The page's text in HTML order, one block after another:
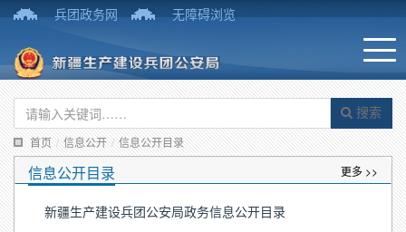
兵团政务网 无障碍浏览
搜索
首页 / 信息公开 / 信息公开目录
信息公开目录 更多 >>
新疆生产建设兵团公安局政务信息公开目录